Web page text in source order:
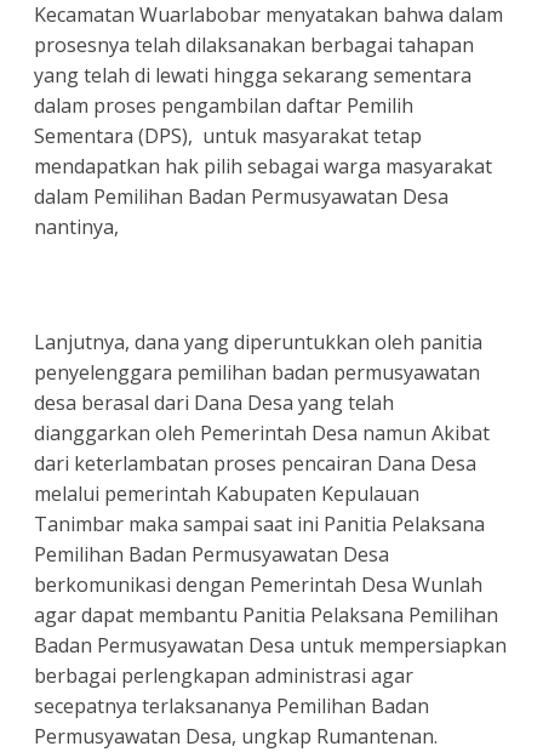
Kecamatan Wuarlabobar menyatakan bahwa dalam
prosesnya telah dilaksanakan berbagai tahapan
yang telah di lewati hingga sekarang sementara
dalam proses pengambilan daftar Pemilih
Sementara (DPS), untuk masyarakat tetap
mendapatkan hak pilih sebagai warga masyarakat
dalam Pemilihan Badan Permusyawatan Desa
nantinya,
Lanjutnya, dana yang diperuntukkan oleh panitia
penyelenggara pemilihan badan permusyawatan
desa berasal dari Dana Desa yang telah
dianggarkan oleh Pemerintah Desa namun Akibat
dari keterlambatan proses pencairan Dana Desa
melalui pemerintah Kabupaten Kepulauan
Tanimbar maka sampai saat ini Panitia Pelaksana
Pemilihan Badan Permusyawatan Desa
berkomunikasi dengan Pemerintah Desa Wunlah
agar dapat membantu Panitia Pelaksana Pemilihan
Badan Permusyawatan Desa untuk mempersiapkan
berbagai perlengkapan administrasi agar
secepatnya terlaksananya Pemilihan Badan
Permusyawatan Desa, ungkap Rumantenan.